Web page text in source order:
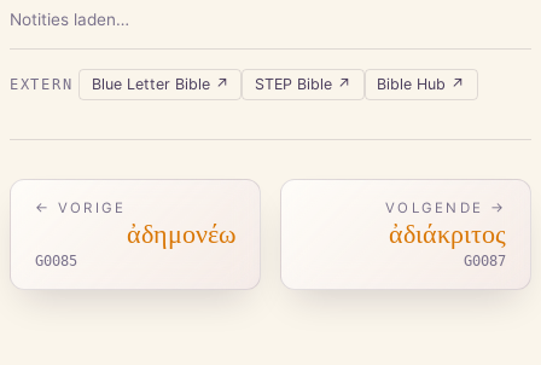
Notities laden…
EXTERN Blue Letter Bible↗ STEP Bible↗ Bible Hub ↗
← VORIGE
ἀδημονέω
G0085
VOLGENDE →
ἀδιάκριτος
G0087